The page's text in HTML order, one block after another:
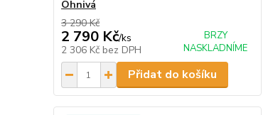
Ohnivá
3 290 Kč
2 790 Kč/ks
2 306 Kč bez DPH
BRZY
NASKLADNÍME
Přidat do košíku